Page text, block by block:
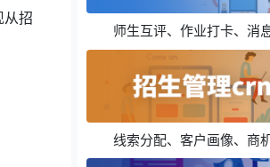
招
师生互评、作业打卡、消
线索分配、客户画像、商